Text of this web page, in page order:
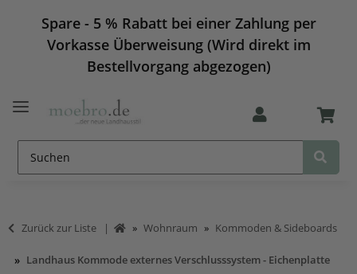
Spare - 5 % Rabatt bei einer Zahlung per
Vorkasse Überweisung (Wird direkt im
Bestellvorgang abgezogen)
Zurück zur Liste Wohnraum Kommoden & Sideboards
Landhaus Kommode externes Verschlusssystem - Eichenplatte